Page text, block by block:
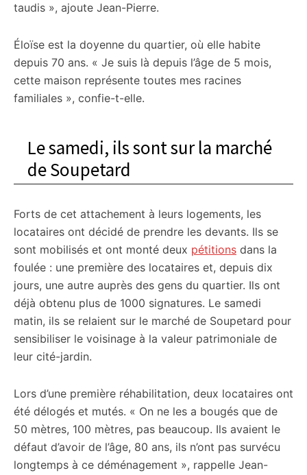
taudis », ajoute Jean-Pierre.
Éloïse est la doyenne du quartier, où elle habite
depuis 70 ans. « Je suis là depuis l’âge de 5 mois,
cette maison représente toutes mes racines
familiales », confie-t-elle.
Le samedi, ils sont sur la marché
de Soupetard
Forts de cet attachement à leurs logements, les
locataires ont décidé de prendre les devants. Ils se
sont mobilisés et ont monté deux pétitions dans la
foulée : une première des locataires et, depuis dix
jours, une autre auprès des gens du quartier. Ils ont
déjà obtenu plus de 1000 signatures. Le samedi
matin, ils se relaient sur le marché de Soupetard pour
sensibiliser le voisinage à la valeur patrimoniale de
leur cité-jardin.
Lors d’une première réhabilitation, deux locataires ont
été délogés et mutés. « On ne les a bougés que de
50 mètres, 100 mètres, pas beaucoup. Ils avaient le
défaut d’avoir de l’âge, 80 ans, ils n’ont pas survécu
longtemps à ce déménagement », rappelle Jean-